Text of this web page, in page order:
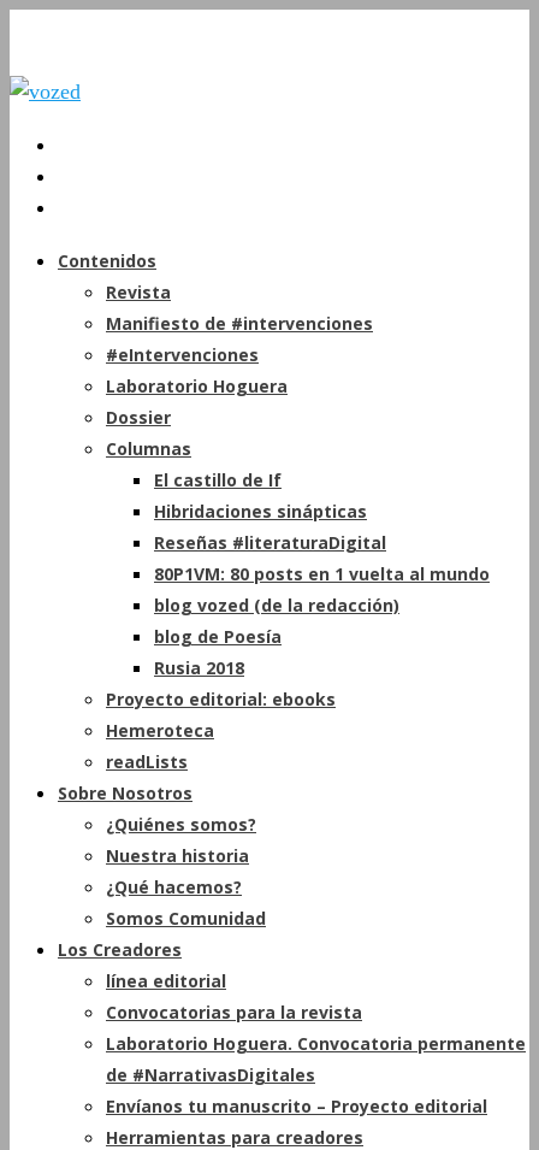
Contenidos
Revista
Manifiesto de #intervenciones
#eIntervenciones
Laboratorio Hoguera
Dossier
Columnas
El castillo de If
Hibridaciones sinápticas
Reseñas #literaturaDigital
80P1VM: 80 posts en 1 vuelta al mundo
blog vozed (de la redacción)
blog de Poesía
Rusia 2018
Proyecto editorial: ebooks
Hemeroteca
readLists
Sobre Nosotros
¿Quiénes somos?
Nuestra historia
¿Qué hacemos?
Somos Comunidad
Los Creadores
línea editorial
Convocatorias para la revista
Laboratorio Hoguera. Convocatoria permanente
de #NarrativasDigitales
Envíanos tu manuscrito – Proyecto editorial
Herramientas para creadores